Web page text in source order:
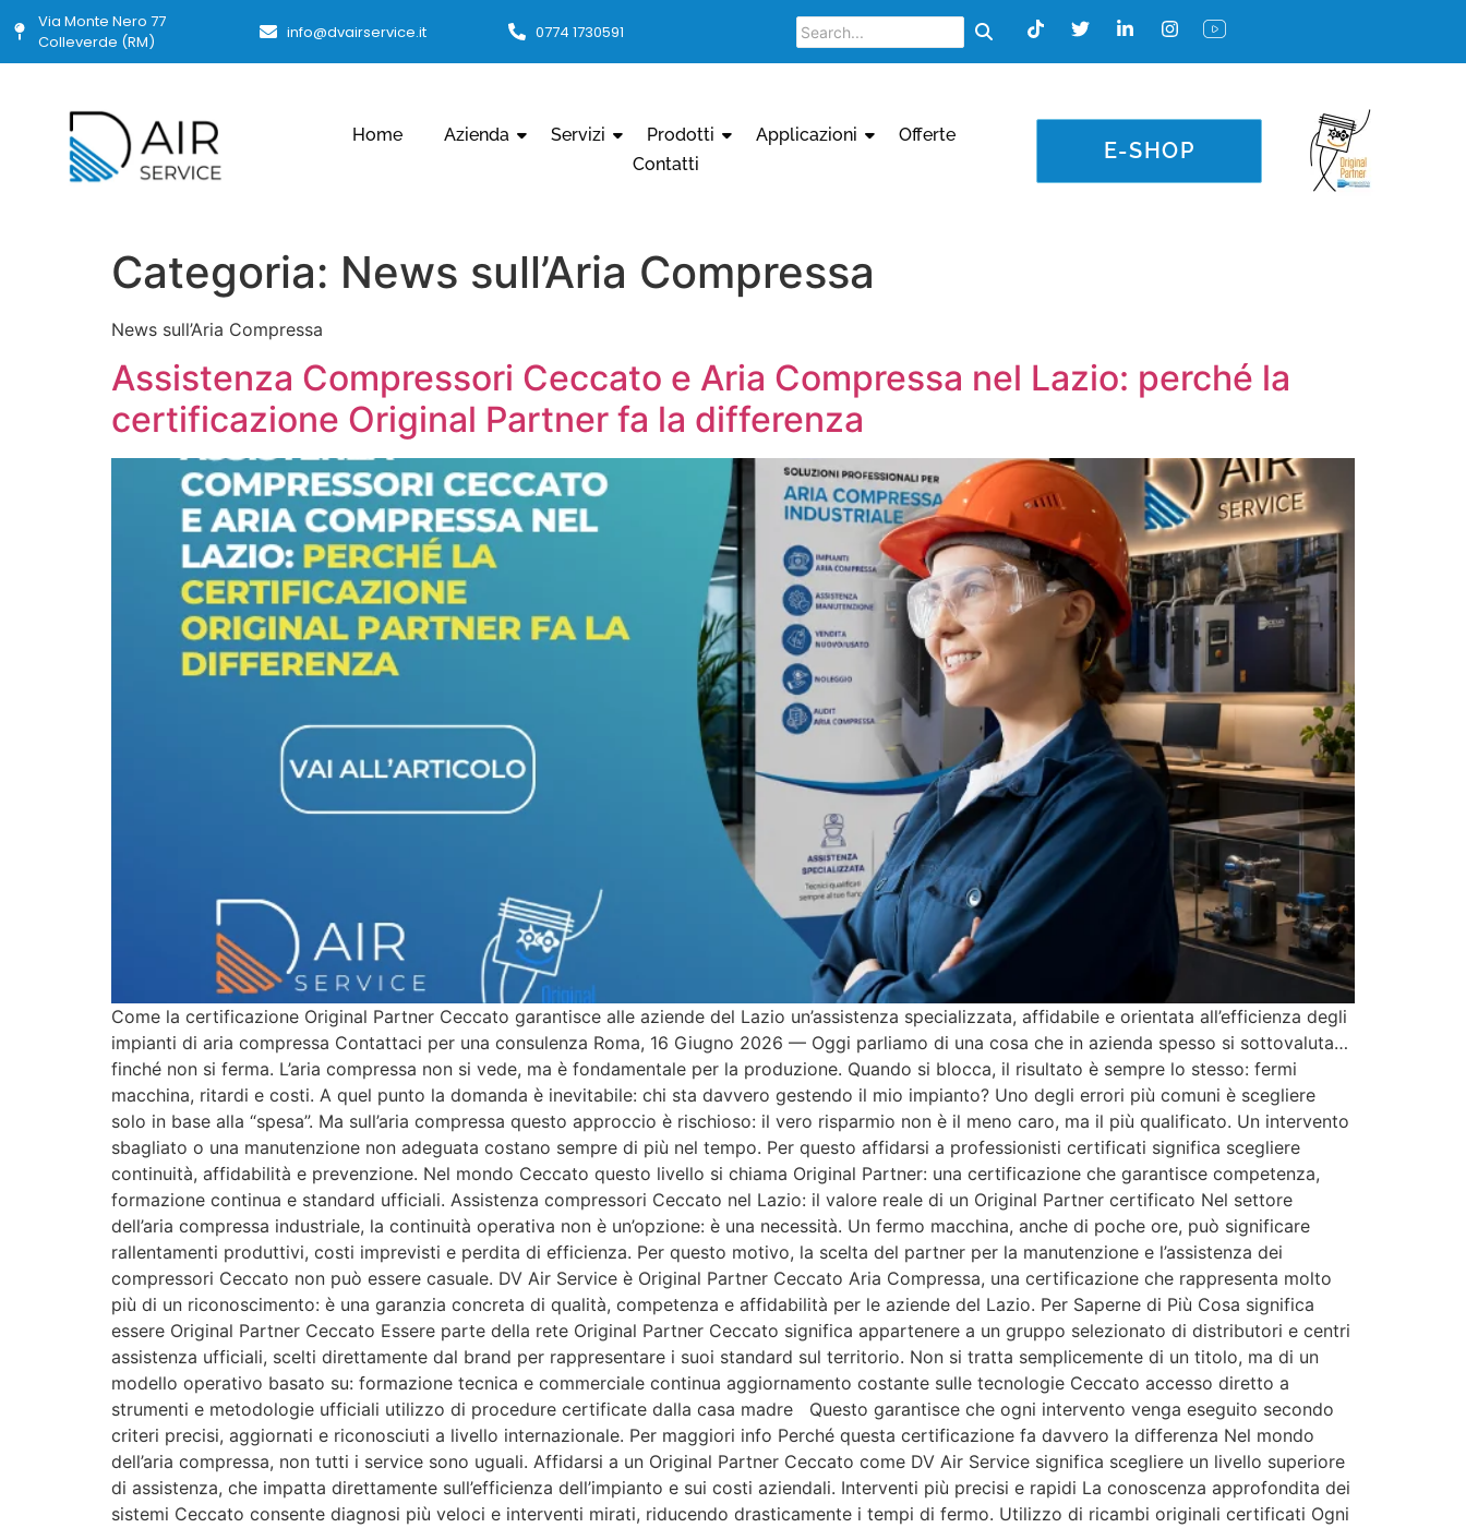
Via Monte Nero 77
Colleverde (RM)
info@dvairservice.it 0774 1730591
Home Azienda Servizi Prodotti Applicazioni
Offerte
Contatti
E-SHOP
Categoria: News sull’Aria Compressa
News sull’Aria Compressa
Assistenza Compressori Ceccato e Aria Compressa nel Lazio: perché la
certificazione Original Partner fa la differenza
Come la certificazione Original Partner Ceccato garantisce alle aziende del Lazio un’assistenza specializzata, affidabile e orientata all’efficienza degli
impianti di aria compressa Contattaci per una consulenza Roma, 16 Giugno 2026 — Oggi parliamo di una cosa che in azienda spesso si sottovaluta…
finché non si ferma. L’aria compressa non si vede, ma è fondamentale per la produzione. Quando si blocca, il risultato è sempre lo stesso: fermi
macchina, ritardi e costi. A quel punto la domanda è inevitabile: chi sta davvero gestendo il mio impianto? Uno degli errori più comuni è scegliere
solo in base alla “spesa”. Ma sull’aria compressa questo approccio è rischioso: il vero risparmio non è il meno caro, ma il più qualificato. Un intervento
sbagliato o una manutenzione non adeguata costano sempre di più nel tempo. Per questo affidarsi a professionisti certificati significa scegliere
continuità, affidabilità e prevenzione. Nel mondo Ceccato questo livello si chiama Original Partner: una certificazione che garantisce competenza,
formazione continua e standard ufficiali. Assistenza compressori Ceccato nel Lazio: il valore reale di un Original Partner certificato Nel settore
dell’aria compressa industriale, la continuità operativa non è un’opzione: è una necessità. Un fermo macchina, anche di poche ore, può significare
rallentamenti produttivi, costi imprevisti e perdita di efficienza. Per questo motivo, la scelta del partner per la manutenzione e l’assistenza dei
compressori Ceccato non può essere casuale. DV Air Service è Original Partner Ceccato Aria Compressa, una certificazione che rappresenta molto
più di un riconoscimento: è una garanzia concreta di qualità, competenza e affidabilità per le aziende del Lazio. Per Saperne di Più Cosa significa
essere Original Partner Ceccato Essere parte della rete Original Partner Ceccato significa appartenere a un gruppo selezionato di distributori e centri
assistenza ufficiali, scelti direttamente dal brand per rappresentare i suoi standard sul territorio. Non si tratta semplicemente di un titolo, ma di un
modello operativo basato su: formazione tecnica e commerciale continua aggiornamento costante sulle tecnologie Ceccato accesso diretto a
strumenti e metodologie ufficiali utilizzo di procedure certificate dalla casa madre Questo garantisce che ogni intervento venga eseguito secondo
criteri precisi, aggiornati e riconosciuti a livello internazionale. Per maggiori info Perché questa certificazione fa davvero la differenza Nel mondo
dell’aria compressa, non tutti i service sono uguali. Affidarsi a un Original Partner Ceccato come DV Air Service significa scegliere un livello superiore
di assistenza, che impatta direttamente sull’efficienza dell’impianto e sui costi aziendali. Interventi più precisi e rapidi La conoscenza approfondita dei
sistemi Ceccato consente diagnosi più veloci e interventi mirati, riducendo drasticamente i tempi di fermo. Utilizzo di ricambi originali certificati Ogni